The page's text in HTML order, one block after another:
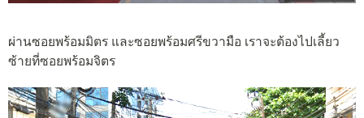
ผ่านซอยพร้อมมิตร และซอยพร้อมศรีขวามือ เราจะต้องไปเลี้ยว
ซ้ายที่ซอยพร้อมจิตร